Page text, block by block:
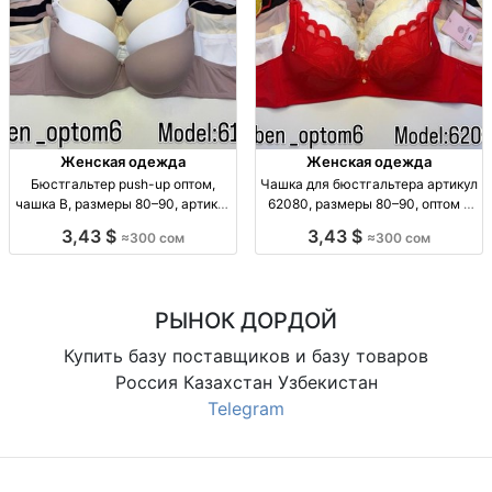
Женская одежда
Бюстгальтер push-up оптом,
чашка B, размеры 80–90, артикул
чашка B, р-р 80–90, уп. 3 шт., опт,
3,43 $ ≈300 сом
Женская одежда
Чашка для бюстгальтера артикул
62080, размеры 80–90, оптом в
тонкая, р-р 80/85/90, уп. 3 шт.,
3,43 $ ≈300 сом
РЫНОК ДОРДОЙ
Купить базу поставщиков и базу товаров
Россия Казахстан Узбекистан
Telegram